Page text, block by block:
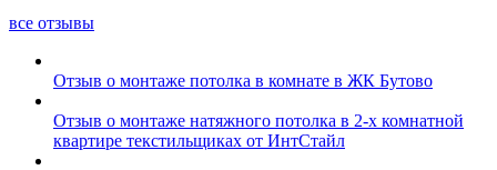
все отзывы
Отзыв о монтаже потолка в комнате в ЖК Бутово
Отзыв о монтаже натяжного потолка в 2-х комнатной
квартире текстильщиках от ИнтСтайл